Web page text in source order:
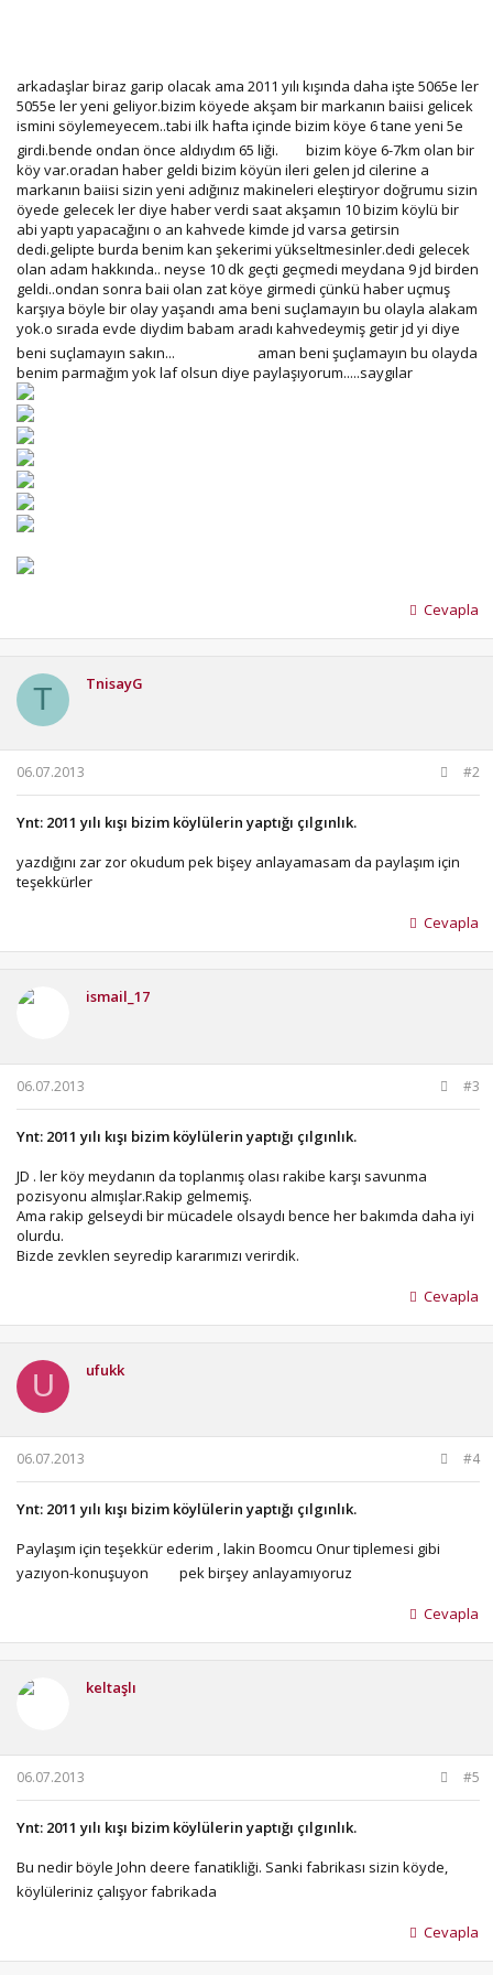
arkadaşlar biraz garip olacak ama 2011 yılı kışında daha işte 5065e ler
5055e ler yeni geliyor.bizim köyede akşam bir markanın baiisi gelicek
ismini söylemeyecem..tabi ilk hafta içinde bizim köye 6 tane yeni 5e
girdi.bende ondan önce aldıydım 65 liği.
bizim köye 6-7km olan bir
köy var.oradan haber geldi bizim köyün ileri gelen jd cilerine a
markanın baiisi sizin yeni adığınız makineleri eleştiryor doğrumu sizin
öyede gelecek ler diye haber verdi saat akşamın 10 bizim köylü bir
abi yaptı yapacağını o an kahvede kimde jd varsa getirsin
dedi.gelipte burda benim kan şekerimi yükseltmesinler.dedi gelecek
olan adam hakkında.. neyse 10 dk geçti geçmedi meydana 9 jd birden
geldi..ondan sonra baii olan zat köye girmedi çünkü haber uçmuş
karşıya böyle bir olay yaşandı ama beni suçlamayın bu olayla alakam
yok.o sırada evde diydim babam aradı kahvedeymiş getir jd yi diye
beni suçlamayın sakın...
aman beni şuçlamayın bu olayda
benim parmağım yok laf olsun diye paylaşıyorum.....saygılar
Cevapla
T TnisayG
06.07.2013 #2
Ynt: 2011 yılı kışı bizim köylülerin yaptığı çılgınlık.
yazdığını zar zor okudum pek bişey anlayamasam da paylaşım için
teşekkürler
Cevapla
ismail_17
06.07.2013 #3
Ynt: 2011 yılı kışı bizim köylülerin yaptığı çılgınlık.
JD . ler köy meydanın da toplanmış olası rakibe karşı savunma
pozisyonu almışlar.Rakip gelmemiş.
Ama rakip gelseydi bir mücadele olsaydı bence her bakımda daha iyi
olurdu.
Bizde zevklen seyredip kararımızı verirdik.
Cevapla
U ufukk
06.07.2013 #4
Ynt: 2011 yılı kışı bizim köylülerin yaptığı çılgınlık.
Paylaşım için teşekkür ederim , lakin Boomcu Onur tiplemesi gibi
yazıyon-konuşuyon
pek birşey anlayamıyoruz
Cevapla
keltaşlı
06.07.2013 #5
Ynt: 2011 yılı kışı bizim köylülerin yaptığı çılgınlık.
Bu nedir böyle John deere fanatikliği. Sanki fabrikası sizin köyde,
köylüleriniz çalışyor fabrikada
Cevapla